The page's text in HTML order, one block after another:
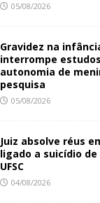
05/08/2026
Gravidez na
interrompe
autonomia de
pesquisa
05/08/2026
Juiz absolve réus
ligado a suicídio
UFSC
04/08/2026